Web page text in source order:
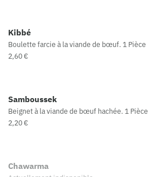
Kibbé
Boulette farcie à la viande de bœuf. 1 Pièce
2,60 €
Samboussek
Beignet à la viande de bœuf hachée. 1 Pièce
2,20 €
Chawarma